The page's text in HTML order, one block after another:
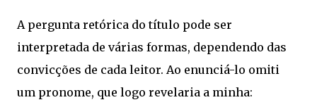
A pergunta retórica do título pode ser
interpretada de várias formas, dependendo das
convicções de cada leitor. Ao enunciá-lo omiti
um pronome, que logo revelaria a minha: